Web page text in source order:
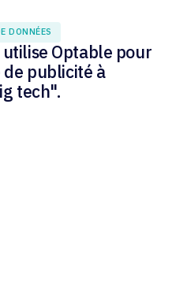
DONNÉES
utilise Optable pour
publicité à
tech".